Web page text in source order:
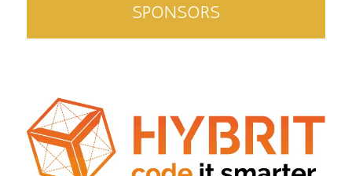
SPONSORS